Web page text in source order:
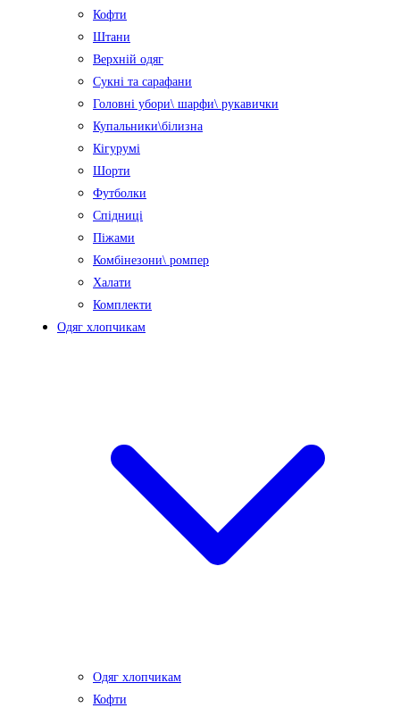
Кофти
Штани
Верхній одяг
Сукні та сарафани
Головні убори\ шарфи\ рукавички
Купальники\білизна
Кігурумі
Шорти
Футболки
Спідниці
Піжами
Комбінезони\ ромпер
Халати
Комплекти
Одяг хлопчикам
Одяг хлопчикам
Кофти